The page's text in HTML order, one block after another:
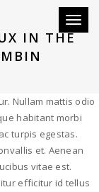
Toggle
IN THE
Nullam mattis odio
habitant morbi
turpis egestas.
et. Aenean
vitae est.
efficitur id tellus